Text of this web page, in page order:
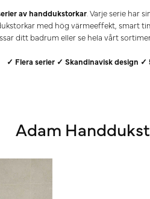
av handdukstorkar. Varje serie har
med hög värmeeffekt, smart
ditt badrum eller se hela vårt
✓ Flera serier ✓ Skandinavisk design ✓
Adam